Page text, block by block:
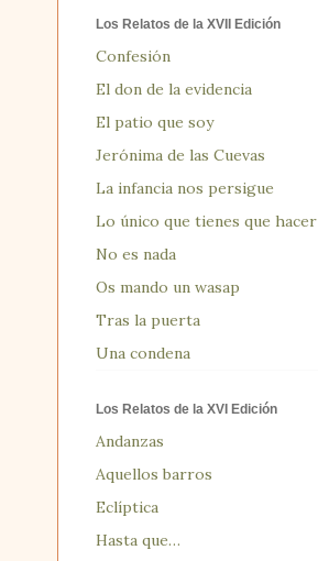
Los Relatos de la XVII Edición
Confesión
El don de la evidencia
El patio que soy
Jerónima de las Cuevas
La infancia nos persigue
Lo único que tienes que hacer
No es nada
Os mando un wasap
Tras la puerta
Una condena
Los Relatos de la XVI Edición
Andanzas
Aquellos barros
Eclíptica
Hasta que…